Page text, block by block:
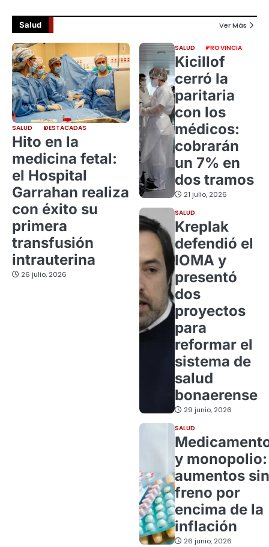
Salud Ver Más
SALUD DESTACADAS
Hito en la
medicina fetal:
el Hospital
Garrahan realiza
con éxito su
primera
transfusión
intrauterina
26 julio, 2026
SALUD PROVINCIA
Kicillof
cerró la
paritaria
con los
médicos:
cobrarán
un 7% en
dos tramos
21 julio, 2026
SALUD
Kreplak
defendió el
IOMA y
presentó
dos
proyectos
para
reformar el
sistema de
salud
bonaerense
29 junio, 2026
SALUD
y monopolio:
aumentos sin
freno por
encima de la
inflación
26 junio, 2026